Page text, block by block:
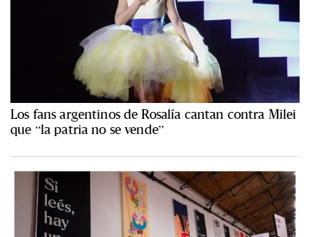
Los fans argentinos de Rosalía cantan contra Milei
que “la patria no se vende”